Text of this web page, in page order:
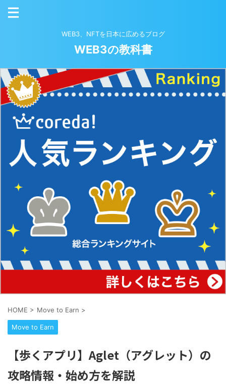
WEB3、NFTを日本に広めるブログ
WEB3の教科書
HOME > Move to Earn >
Move to Earn
【歩くアプリ】Aglet（アグレット）の
攻略情報・始め方を解説